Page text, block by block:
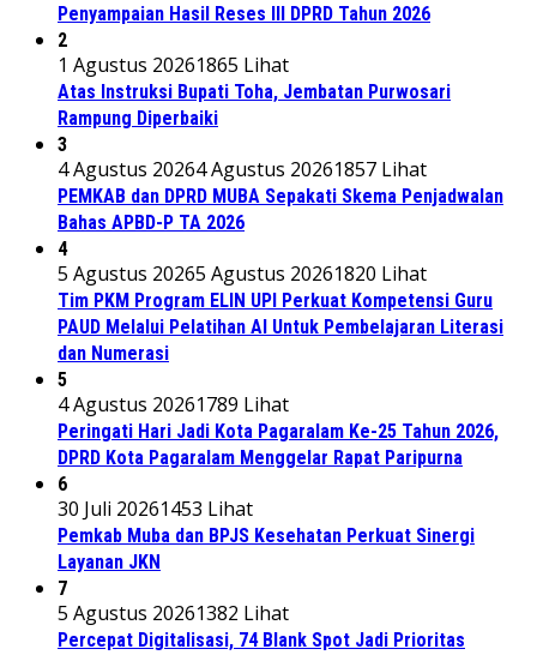
Penyampaian Hasil Reses III DPRD Tahun 2026
2
1 Agustus 20261865 Lihat
Atas Instruksi Bupati Toha, Jembatan Purwosari
Rampung Diperbaiki
3
4 Agustus 20264 Agustus 20261857 Lihat
PEMKAB dan DPRD MUBA Sepakati Skema Penjadwalan
Bahas APBD-P TA 2026
4
5 Agustus 20265 Agustus 20261820 Lihat
Tim PKM Program ELIN UPI Perkuat Kompetensi Guru
PAUD Melalui Pelatihan AI Untuk Pembelajaran Literasi
dan Numerasi
5
4 Agustus 20261789 Lihat
Peringati Hari Jadi Kota Pagaralam Ke-25 Tahun 2026,
DPRD Kota Pagaralam Menggelar Rapat Paripurna
6
30 Juli 20261453 Lihat
Pemkab Muba dan BPJS Kesehatan Perkuat Sinergi
Layanan JKN
7
5 Agustus 20261382 Lihat
Percepat Digitalisasi, 74 Blank Spot Jadi Prioritas